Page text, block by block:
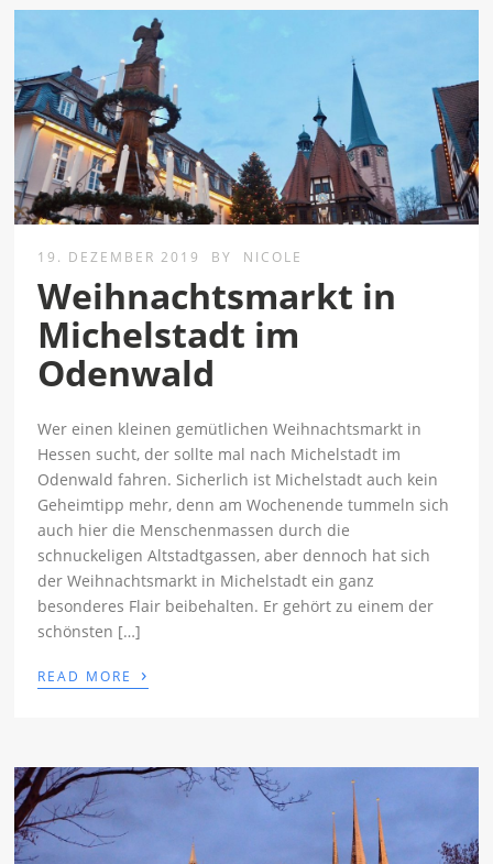
19. DEZEMBER 2019 BY NICOLE
Weihnachtsmarkt in
Michelstadt im
Odenwald
Wer einen kleinen gemütlichen Weihnachtsmarkt in
Hessen sucht, der sollte mal nach Michelstadt im
Odenwald fahren. Sicherlich ist Michelstadt auch kein
Geheimtipp mehr, denn am Wochenende tummeln sich
auch hier die Menschenmassen durch die
schnuckeligen Altstadtgassen, aber dennoch hat sich
der Weihnachtsmarkt in Michelstadt ein ganz
besonderes Flair beibehalten. Er gehört zu einem der
schönsten […]
READ MORE ›